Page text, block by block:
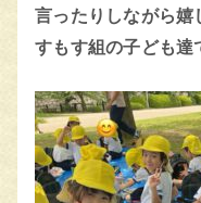
言ったりしながら嬉
すもす組の子ども達